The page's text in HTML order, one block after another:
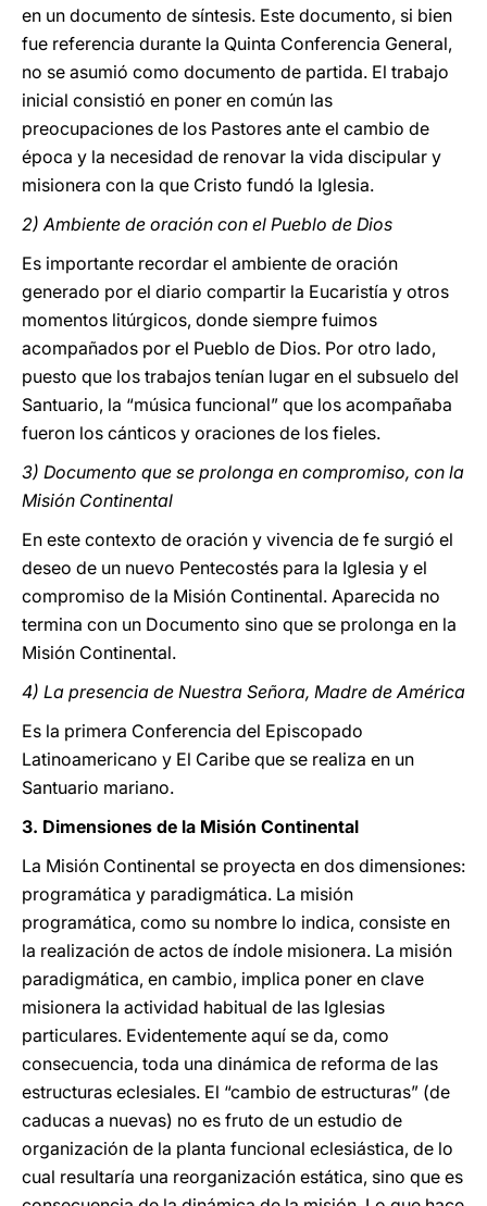
en un documento de síntesis. Este documento, si bien
fue referencia durante la Quinta Conferencia General,
no se asumió como documento de partida. El trabajo
inicial consistió en poner en común las
preocupaciones de los Pastores ante el cambio de
época y la necesidad de renovar la vida discipular y
misionera con la que Cristo fundó la Iglesia.
2) Ambiente de oración con el Pueblo de Dios
Es importante recordar el ambiente de oración
generado por el diario compartir la Eucaristía y otros
momentos litúrgicos, donde siempre fuimos
acompañados por el Pueblo de Dios. Por otro lado,
puesto que los trabajos tenían lugar en el subsuelo del
Santuario, la “música funcional” que los acompañaba
fueron los cánticos y oraciones de los fieles.
3) Documento que se prolonga en compromiso, con la
Misión Continental
En este contexto de oración y vivencia de fe surgió el
deseo de un nuevo Pentecostés para la Iglesia y el
compromiso de la Misión Continental. Aparecida no
termina con un Documento sino que se prolonga en la
Misión Continental.
4) La presencia de Nuestra Señora, Madre de América
Es la primera Conferencia del Episcopado
Latinoamericano y El Caribe que se realiza en un
Santuario mariano.
3. Dimensiones de la Misión Continental
La Misión Continental se proyecta en dos dimensiones:
programática y paradigmática. La misión
programática, como su nombre lo indica, consiste en
la realización de actos de índole misionera. La misión
paradigmática, en cambio, implica poner en clave
misionera la actividad habitual de las Iglesias
particulares. Evidentemente aquí se da, como
consecuencia, toda una dinámica de reforma de las
estructuras eclesiales. El “cambio de estructuras” (de
caducas a nuevas) no es fruto de un estudio de
organización de la planta funcional eclesiástica, de lo
cual resultaría una reorganización estática, sino que es